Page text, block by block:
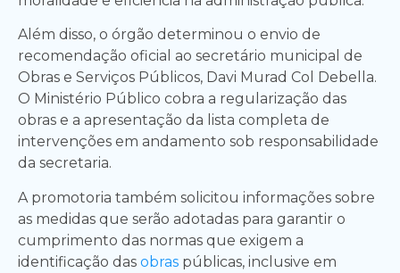
Além disso, o órgão determinou o envio de
recomendação oficial ao secretário municipal de
Obras e Serviços Públicos, Davi Murad Col Debella.
O Ministério Público cobra a regularização das
obras e a apresentação da lista completa de
intervenções em andamento sob responsabilidade
da secretaria.
A promotoria também solicitou informações sobre
as medidas que serão adotadas para garantir o
cumprimento das normas que exigem a
identificação das obras públicas, inclusive em